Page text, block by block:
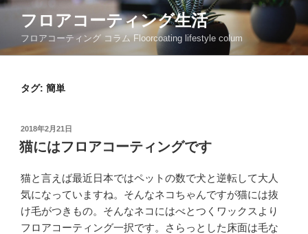
コ
ン
フロアコーティング生活
フロアコーティング コラム Floorcoating lifestyle colum
タグ: 簡単
投
稿
日:
2018年2月21日
猫にはフロアコーティングです
猫と言えば最近日本ではペットの数で犬と逆転して大人
気になっていますね。そんなネコちゃんですが猫には抜
け毛がつきもの。そんなネコにはべとつくワックスより
フロアコーティング一択です。さらっとした床面は毛な